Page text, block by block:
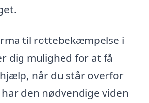
til rottebekæmpelse i
dig mulighed for at få
når du står overfor
har den nødvendige viden